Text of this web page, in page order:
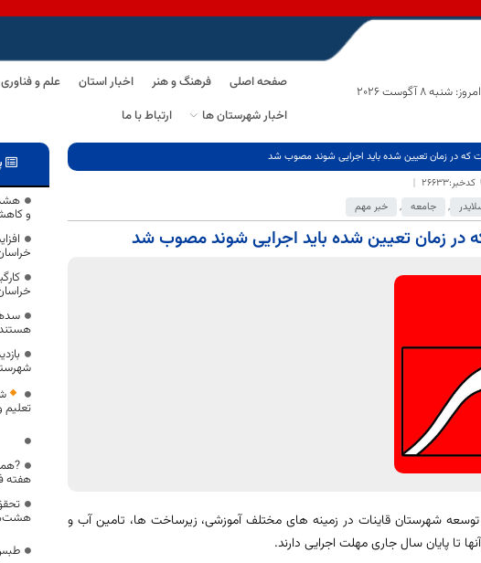
امروز: شنبه 8 آگوست 2026
صفحه اصلی فرهنگ و هنر اخبار استان علم و فناوری
اخبار شهرستان ها
ارتباط با ما
کدخبر:26633
, جامعه , خبر مهم
۹۰ مصوبه در راستای توسعه شهرستان قاینات در زمینه های مختلف آموزشی، زیرساخت ها، تامین آب و
تا پایان سال جاری مهلت اجرایی دارند.
و
تعلیم
هفته
طبس